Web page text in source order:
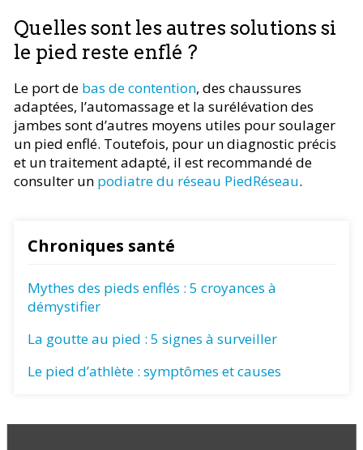
Quelles sont les autres solutions si
le pied reste enflé ?
Le port de bas de contention, des chaussures
adaptées, l’automassage et la surélévation des
jambes sont d’autres moyens utiles pour soulager
un pied enflé. Toutefois, pour un diagnostic précis
et un traitement adapté, il est recommandé de
consulter un podiatre du réseau PiedRéseau.
Chroniques santé
Mythes des pieds enflés : 5 croyances à
démystifier
La goutte au pied : 5 signes à surveiller
Le pied d’athlète : symptômes et causes